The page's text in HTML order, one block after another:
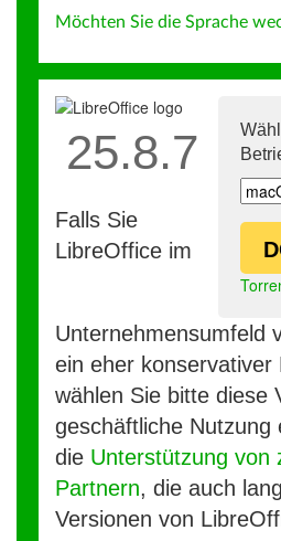
Möchten Sie die Sprache
25.8.7
Falls Sie
LibreOffice im
Unternehmensumfeld
ein eher konservativer
wählen Sie bitte diese
geschäftliche Nutzung
die Unterstützung von
Partnern, die auch
Versionen von